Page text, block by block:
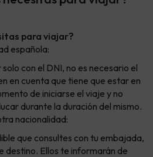
para viajar?
española:
con el DNI, no es necesario el
en cuenta que tiene que estar en
de iniciarse el viaje y no
durante la duración del mismo.
nacionalidad:
que consultes con tu embajada,
destino. Ellos te informarán de